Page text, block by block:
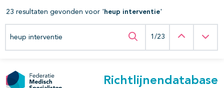
Richtlijnendatabase
binnen deze richtlijn
23 resultaten gevonden voor ' heup interventie'
Zoeken binnen deze richtlijn
Zoeken binnen deze
1/23 Vorige